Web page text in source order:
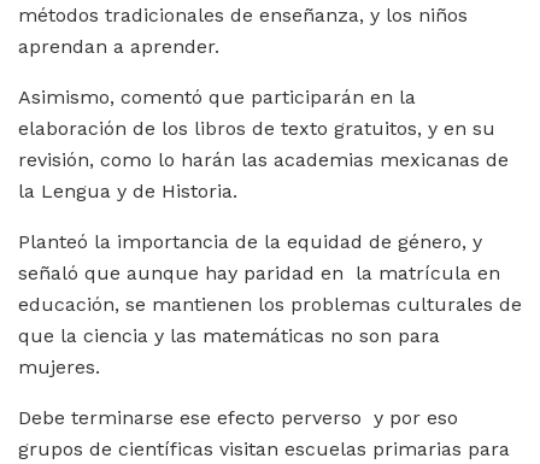
métodos tradicionales de enseñanza, y los niños
aprendan a aprender.
Asimismo, comentó que participarán en la
elaboración de los libros de texto gratuitos, y en su
revisión, como lo harán las academias mexicanas de
la Lengua y de Historia.
Planteó la importancia de la equidad de género, y
señaló que aunque hay paridad en la matrícula en
educación, se mantienen los problemas culturales de
que la ciencia y las matemáticas no son para
mujeres.
Debe terminarse ese efecto perverso y por eso
grupos de científicas visitan escuelas primarias para